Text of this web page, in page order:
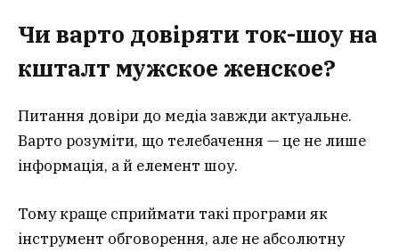
Чи варто довіряти ток-шоу на
кшталт мужское женское?
Питання довіри до медіа завжди актуальне.
Варто розуміти, що телебачення — це не лише
інформація, а й елемент шоу.
Тому краще сприймати такі програми як
інструмент обговорення, але не абсолютну